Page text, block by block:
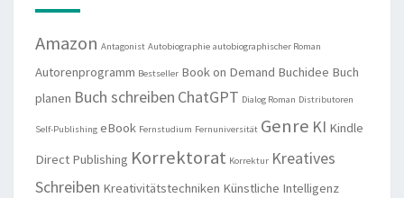
Amazon Antagonist Autobiographie autobiographischer Roman
Autorenprogramm Bestseller Book on Demand Buchidee Buch
planen Buch schreiben ChatGPT Dialog Roman Distributoren
Self-Publishing eBook Fernstudium Fernuniversität Genre KI Kindle
Direct Publishing Korrektorat Korrektur Kreatives
Schreiben Kreativitätstechniken Künstliche Intelligenz